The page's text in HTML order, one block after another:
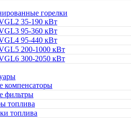
горелки
35-190 кВт
95-360 кВт
95-440 кВт
200-1000 кВт
300-2050 кВт
компенсаторы
фильтры
топлива
топлива